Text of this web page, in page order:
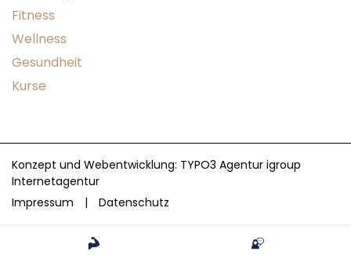
Fitness
Wellness
Gesundheit
Kurse
Konzept und Webentwicklung: TYPO3 Agentur igroup
Internetagentur
Impressum
Datenschutz